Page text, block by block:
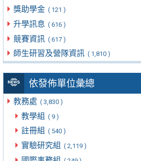
獎助學金 ( 121 )
升學訊息 ( 616 )
競賽資訊 ( 617 )
師生研習及營隊資訊 ( 1,810 )
依發佈單位彙總
教務處 ( 3,830 )
教學組 ( 9 )
註冊組 ( 540 )
實驗研究組 ( 2,119 )